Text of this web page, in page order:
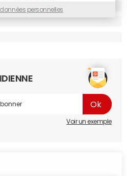
personnelles
Voir un exemple